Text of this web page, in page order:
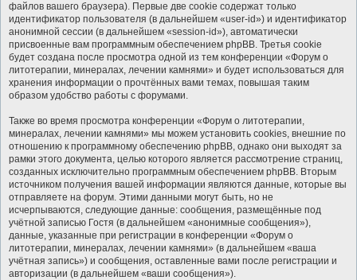
файлов вашего браузера). Первые две cookie содержат только
идентификатор пользователя (в дальнейшем «user-id») и идентификатор
анонимной сессии (в дальнейшем «session-id»), автоматически
присвоенные вам программным обеспечением phpBB. Третья cookie
будет создана после просмотра одной из тем конференции «Форум о
литотерапии, минералах, лечении камнями» и будет использоваться для
хранения информации о прочтённых вами темах, повышая таким
образом удобство работы с форумами.
Также во время просмотра конференции «Форум о литотерапии,
минералах, лечении камнями» мы можем установить cookies, внешние по
отношению к программному обеспечению phpBB, однако они выходят за
рамки этого документа, целью которого является рассмотрение страниц,
созданных исключительно программным обеспечением phpBB. Вторым
источником получения вашей информации являются данные, которые вы
отправляете на форум. Этими данными могут быть, но не
исчерпываются, следующие данные: сообщения, размещённые под
учётной записью Гостя (в дальнейшем «анонимные сообщения»),
данные, указанные при регистрации в конференции «Форум о
литотерапии, минералах, лечении камнями» (в дальнейшем «ваша
учётная запись») и сообщения, оставленные вами после регистрации и
авторизации (в дальнейшем «ваши сообщения»).